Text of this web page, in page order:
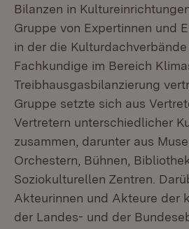
Bilanzen in
Gruppe von Expertinnen und
in der die
Fachkundige im Bereich
Treibhausgasbilanzierung
Gruppe setzte sich aus
Vertretern unterschiedlicher
zusammen, darunter aus
Orchestern, Bühnen,
Soziokulturellen Zentren.
Akteurinnen und Akteure der
der Landes- und der